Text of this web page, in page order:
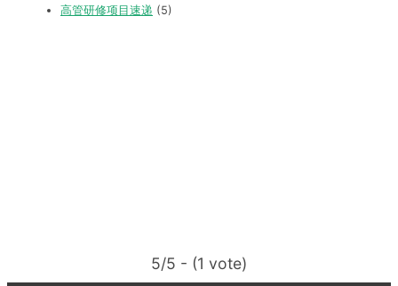
高管研修项目速递 (5)
5/5 - (1 vote)